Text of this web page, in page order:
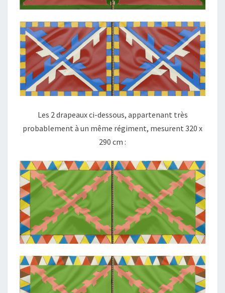
Les 2 drapeaux ci-dessous, appartenant très
probablement à un même régiment, mesurent 320 x
290 cm :